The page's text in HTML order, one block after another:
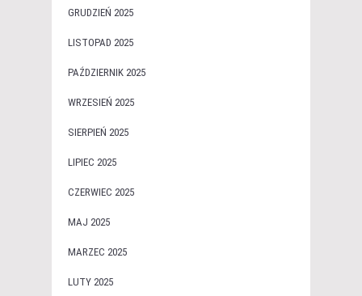
GRUDZIEŃ 2025
LISTOPAD 2025
PAŹDZIERNIK 2025
WRZESIEŃ 2025
SIERPIEŃ 2025
LIPIEC 2025
CZERWIEC 2025
MAJ 2025
MARZEC 2025
LUTY 2025